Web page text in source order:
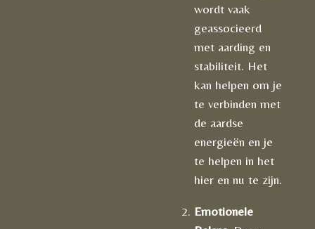
wordt vaak
geassocieerd
met aarding en
stabiliteit. Het
kan helpen om je
te verbinden met
de aardse
energieën en je
te helpen in het
hier en nu te zijn.
Emotionele